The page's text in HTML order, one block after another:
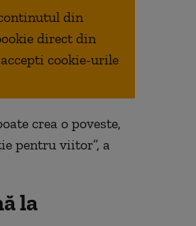
din
direct din
cookie-urile
crea o poveste,
pentru viitor”, a
la